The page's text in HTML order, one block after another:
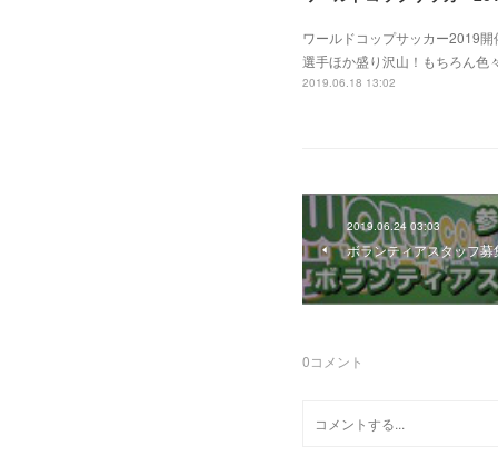
ワールドコップサッカー2019
選手ほか盛り沢山！もちろん色
2019.06.18 13:02
2019.06.24 03:03
ボランティアスタッフ募
0コメント